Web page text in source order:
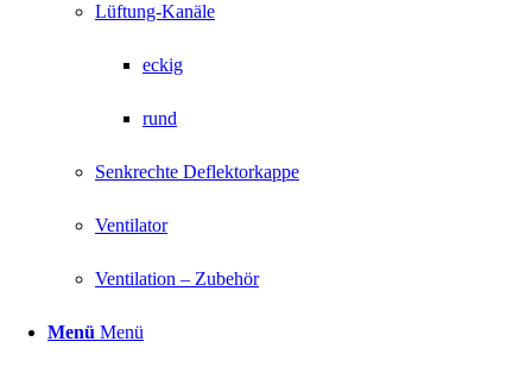
Lüftung-Kanäle
eckig
rund
Senkrechte Deflektorkappe
Ventilator
Ventilation – Zubehör
Menü Menü